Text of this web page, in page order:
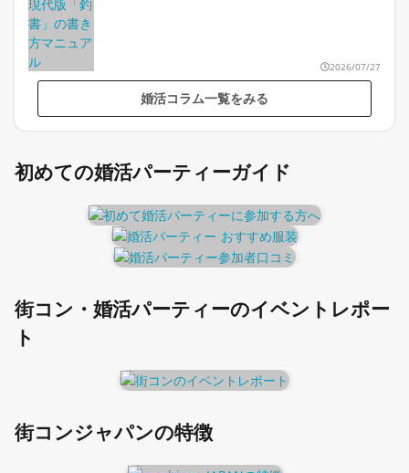
2026/07/27
婚活コラム一覧をみる
初めての婚活パーティーガイド
街コン・婚活パーティーのイベントレポー
ト
街コンジャパンの特徴